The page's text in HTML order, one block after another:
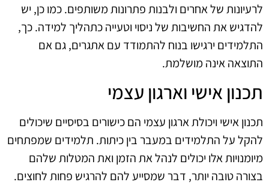
לרעיונות של אחרים ולבנות פתרונות משותפים. כמו כן, יש
להדגיש את החשיבות של ניסוי וטעייה כתהליך למידה. כך,
התלמידים ירגישו בנוח להתמודד עם אתגרים, גם אם
התוצאה אינה מושלמת.
תכנון אישי וארגון עצמי
תכנון אישי ויכולת ארגון עצמי הם כישורים בסיסיים שיכולים
להקל על התלמידים במעבר בין כיתות. תלמידים שמפתחים
מיומנויות אלו יכולים לנהל את הזמן ואת המטלות שלהם
בצורה טובה יותר, דבר שמסייע להם להרגיש פחות לחוצים.